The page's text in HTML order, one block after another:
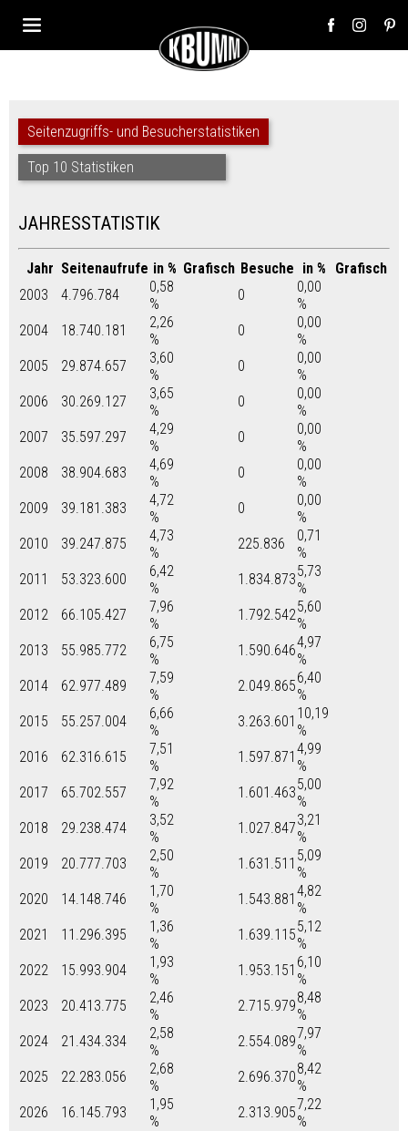
Seitenzugriffs- und Besucherstatistiken
Top 10 Statistiken
JAHRESSTATISTIK
Jahr Seitenaufrufe in % Grafisch Besuche in %
Grafisch
2003
4.796.784
0,58
%
0
0,00
%
2004
18.740.181
2,26
%
0
0,00
%
2005
29.874.657
3,60
%
0
0,00
%
2006
30.269.127
3,65
%
0
0,00
%
2007
35.597.297
4,29
%
0
0,00
%
2008
38.904.683
4,69
%
0
0,00
%
2009
39.181.383
4,72
%
0
0,00
%
2010
39.247.875
4,73
%
225.836
0,71
%
2011
53.323.600
6,42
%
1.834.8735,73
%
2012
66.105.427
7,96
%
1.792.5425,60
%
2013
55.985.772
6,75
%
1.590.6464,97
%
2014
62.977.489
7,59
%
2.049.8656,40
%
2015
55.257.004
6,66
%
3.263.601 10,19
%
2016
62.316.615
7,51
%
1.597.871 4,99
%
2017
65.702.557
7,92
%
1.601.4635,00
%
2018
29.238.474
3,52
%
1.027.8473,21
%
2019
20.777.703
2,50
%
1.631.511 5,09
%
2020
14.148.746
1,70
%
1.543.881 4,82
%
2021
11.296.395
1,36
%
1.639.1155,12
%
2022
15.993.904
1,93
%
1.953.151 6,10
%
2023
20.413.775
2,46
%
2.715.9798,48
%
2024
21.434.334
2,58
%
2.554.0897,97
%
2025
22.283.056
2,68
%
2.696.3708,42
%
2026
16.145.793
1,95
%
2.313.9057,22
%